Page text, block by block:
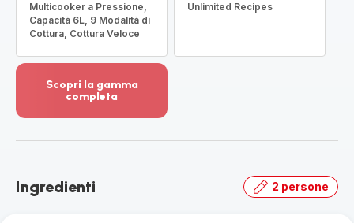
Multicooker a Pressione,
Capacità 6L, 9 Modalità di
Cottura, Cottura Veloce
Unlimited Recipes
Scopri la gamma
completa
dettagli
la
Ingredienti 2 persone